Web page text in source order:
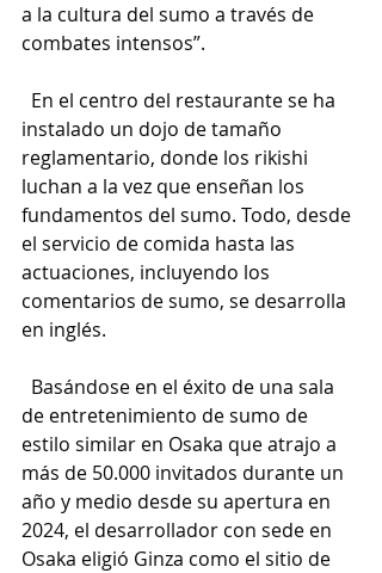
a la cultura del sumo a través de
combates intensos”.
En el centro del restaurante se ha
instalado un dojo de tamaño
reglamentario, donde los rikishi
luchan a la vez que enseñan los
fundamentos del sumo. Todo, desde
el servicio de comida hasta las
actuaciones, incluyendo los
comentarios de sumo, se desarrolla
en inglés.
Basándose en el éxito de una sala
de entretenimiento de sumo de
estilo similar en Osaka que atrajo a
más de 50.000 invitados durante un
año y medio desde su apertura en
2024, el desarrollador con sede en
Osaka eligió Ginza como el sitio de